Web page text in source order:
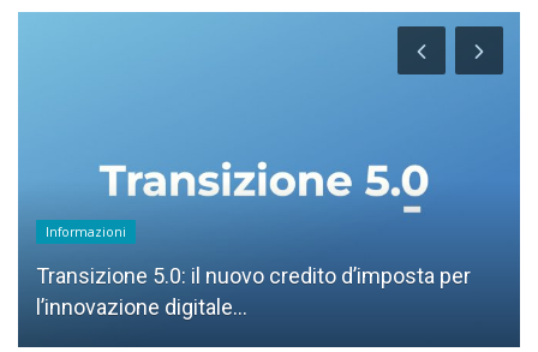
Informazioni
Transizione 5.0: il nuovo credito d’imposta per
l’innovazione digitale...